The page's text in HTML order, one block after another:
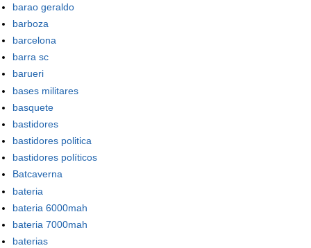
barao geraldo
barboza
barcelona
barra sc
barueri
bases militares
basquete
bastidores
bastidores politica
bastidores políticos
Batcaverna
bateria
bateria 6000mah
bateria 7000mah
baterias